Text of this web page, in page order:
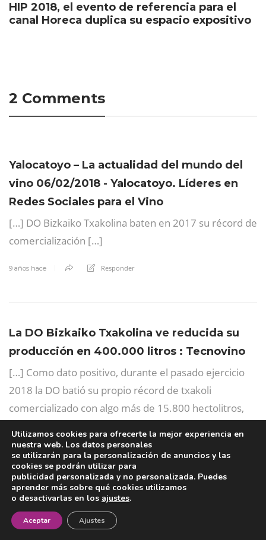
HIP 2018, el evento de referencia para el
canal Horeca duplica su espacio expositivo
2 Comments
Yalocatoyo – La actualidad del mundo del
vino 06/02/2018 - Yalocatoyo. Líderes en
Redes Sociales para el Vino
[…] DO Bizkaiko Txakolina baten en 2017 su récord de
comercialización […]
9 años hace Responder
La DO Bizkaiko Txakolina ve reducida su
producción en 400.000 litros : Tecnovino
[…] Como dato positivo, durante el pasado ejercicio
2018 la DO batió su propio récord de txakoli
comercializado con algo más de 15.800 hectolitros,
récord. […]
7 años hace Responder
¡Newsletter!
Utilizamos cookies para ofrecerte la mejor experiencia en
nuestra web. Los datos personales
se utilizarán para la personalización de anuncios y las
cookies se podrán utilizar para
publicidad personalizada y no personalizada. Puedes
aprender más sobre qué cookies utilizamos
o desactivarlas en los ajustes.
Aceptar Ajustes